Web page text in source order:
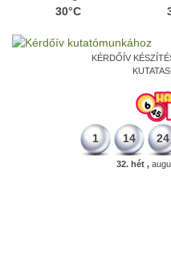
30°C
KÉRDŐÍV
1 14 24
32. hét ,